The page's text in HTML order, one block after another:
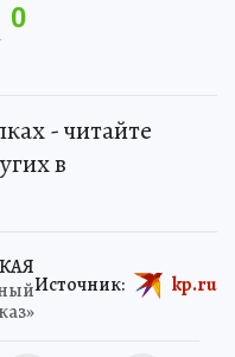
0
- читайте
в
Источник: kp.ru